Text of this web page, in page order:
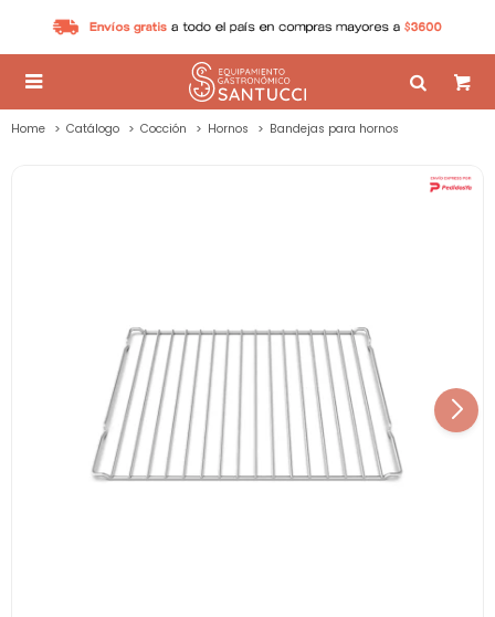

Home Catálogo Cocción Hornos Bandejas para hornos